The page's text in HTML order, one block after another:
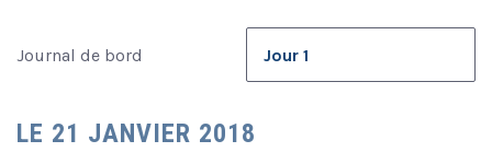
Journal de bord
LE 21 JANVIER 2018